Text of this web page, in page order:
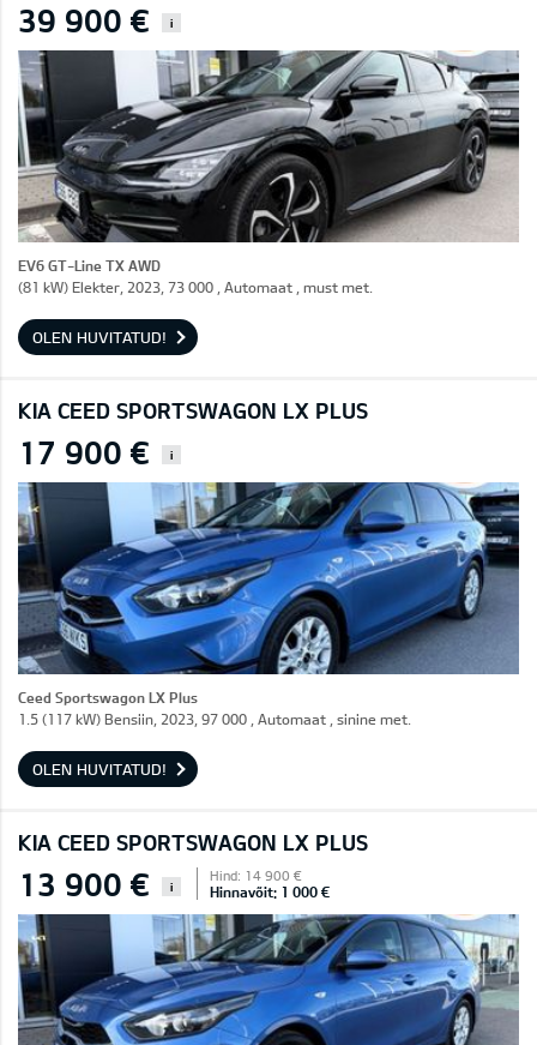
39 900 € i
EV6 GT-Line TX AWD
(81 kW) Elekter, 2023, 73 000 , Automaat , must met.
OLEN HUVITATUD!
KIA CEED SPORTSWAGON LX PLUS
17 900 € i
Ceed Sportswagon LX Plus
1.5 (117 kW) Bensiin, 2023, 97 000 , Automaat , sinine met.
OLEN HUVITATUD!
KIA CEED SPORTSWAGON LX PLUS
13 900 € i
Hind: 14 900 €
Hinnavõit: 1 000 €